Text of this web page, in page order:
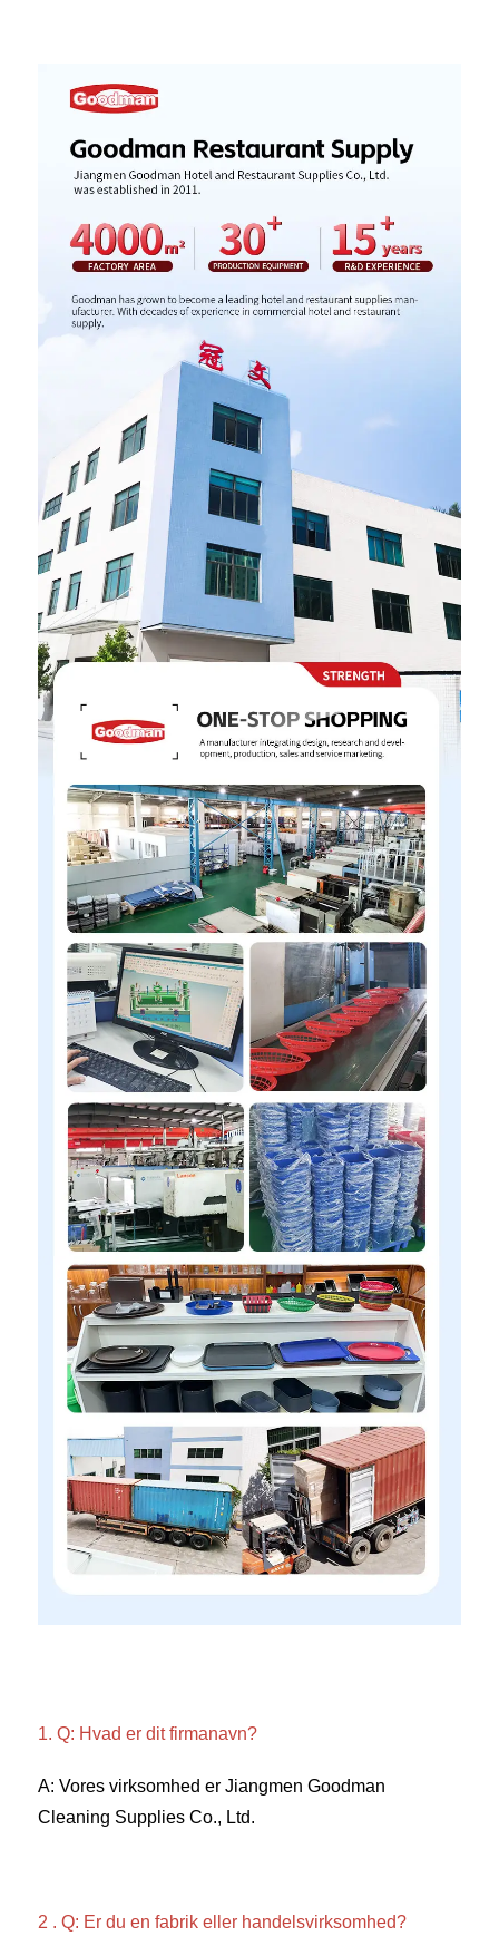
1. Q: Hvad er dit firmanavn?
A: Vores virksomhed er Jiangmen Goodman
Cleaning Supplies Co., Ltd.
2 . Q: Er du en fabrik eller handelsvirksomhed?